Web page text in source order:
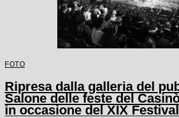
FOTO
Ripresa dalla galleria del
Salone delle feste del
in occasione del XIX